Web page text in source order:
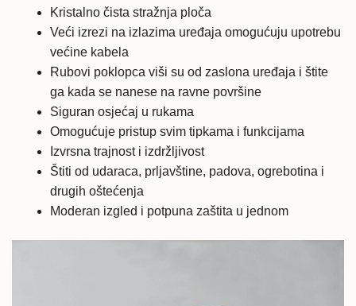
Kristalno čista stražnja ploča
Veći izrezi na izlazima uređaja omogućuju upotrebu
većine kabela
Rubovi poklopca viši su od zaslona uređaja i štite
ga kada se nanese na ravne površine
Siguran osjećaj u rukama
Omogućuje pristup svim tipkama i funkcijama
Izvrsna trajnost i izdržljivost
Štiti od udaraca, prljavštine, padova, ogrebotina i
drugih oštećenja
Moderan izgled i potpuna zaštita u jednom